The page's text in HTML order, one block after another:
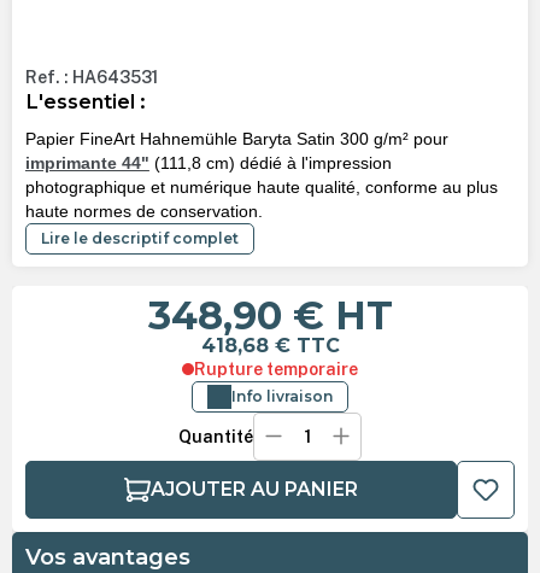
Ref. : HA643531
L'essentiel :
Papier FineArt Hahnemühle Baryta Satin 300 g/m² pour
imprimante 44" (111,8 cm) dédié à l'impression
photographique et numérique haute qualité, conforme au plus
haute normes de conservation.
Lire le descriptif complet
348,90 € HT
418,68 € TTC
Rupture temporaire
Info livraison
Quantité
AJOUTER AU PANIER
Vos avantages